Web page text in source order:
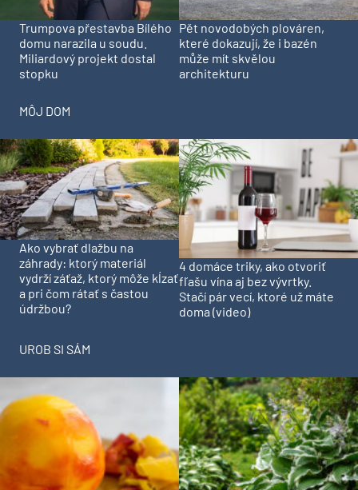
Trumpova přestavba Bílého
domu narazila u soudu.
Miliardový projekt dostal
stopku
Pět novodobých plováren,
které dokazují, že i bazén
může mít skvělou
architekturu
MÔJ DOM
Ako vybrať dlažbu na
záhrady: ktorý materiál
vydrží záťaž, ktorý môže kĺzať
a pri čom rátať s častou
údržbou?
4 domáce triky, ako otvoriť
fľašu vína aj bez vývrtky.
Stačí pár vecí, ktoré už máte
doma (video)
UROB SI SÁM